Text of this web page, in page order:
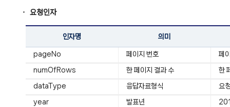
요청인자
인자명 의미
pageNo 페이지 번호 페
numOfRows 한 페이지 결과 수 한
dataType 응답자료형식 요
year 발표년